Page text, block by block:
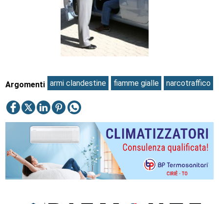
Argomenti armi clandestine fiamme gialle narcotraffico